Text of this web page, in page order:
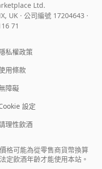
Ltd.
UK · 公司編號 17204643 ·
71
私權政策
用條款
障礙
設定
理性飲酒
格可能為從零售商貨幣換算
定飲酒年齡才能使用本站。